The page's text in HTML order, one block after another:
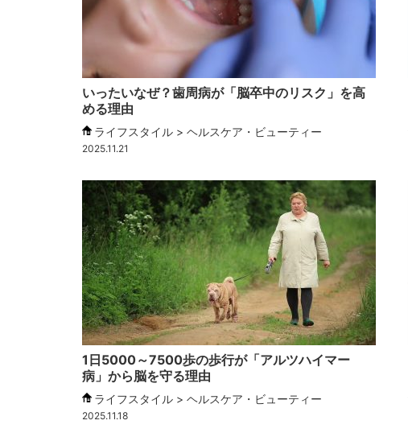
いったいなぜ？歯周病が「脳卒中のリスク」を高
める理由
ライフスタイル > ヘルスケア・ビューティー
2025.11.21
1日5000～7500歩の歩行が「アルツハイマー
病」から脳を守る理由
ライフスタイル > ヘルスケア・ビューティー
2025.11.18